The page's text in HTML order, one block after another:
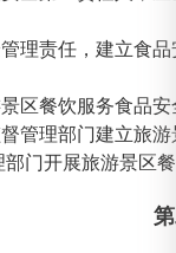
理责任，建立食
区餐饮服务食品
管理部门建立旅
门开展旅游景区